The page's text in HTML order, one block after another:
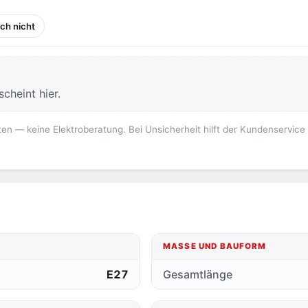
nicht
hier.
— keine Elektroberatung. Bei Unsicherheit hilft der Kundenservice
E27
MASSE UND BAUFORM
Gesamtlänge